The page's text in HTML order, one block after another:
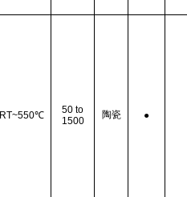
RT~550℃
50 to
1500
陶瓷 ●